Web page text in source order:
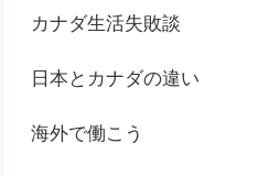
カナダ生活失敗談
日本とカナダの違い
海外で働こう